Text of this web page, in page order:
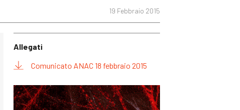
19 Febbraio 2015
Allegati
Comunicato ANAC 18 febbraio 2015